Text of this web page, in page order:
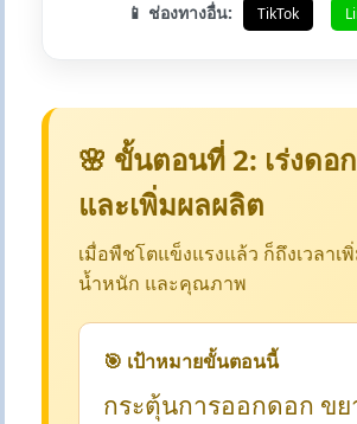
📱 ช่องทางอื่น: TikTok
🌸 ขั้นตอนที่ 2: เร่งดอ
และเพิ่มผลผลิต
เมื่อพืชโตแข็งแรงแล้ว ก็ถึงเวลาเ
น้ำหนัก และคุณภาพ
🎯 เป้าหมายขั้นตอนนี้
กระตุ้นการออกดอก ขย